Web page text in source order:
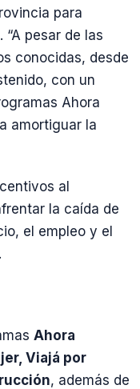
para
pesar de las
conocidas, desde
con un
Ahora
amortiguar la
al
la caída de
el empleo y el
Ahora
Viajá por
, además de